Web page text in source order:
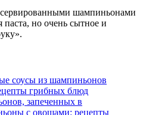
шампиньонами
паста, но очень сытное и
соусы из шампиньонов
грибных блюд
запеченных в
с овощами: рецепты